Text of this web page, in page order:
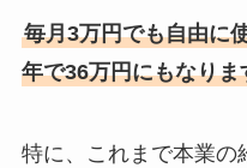
毎月3万円でも自由に
年で36万円にもなりま
特に、これまで本業の